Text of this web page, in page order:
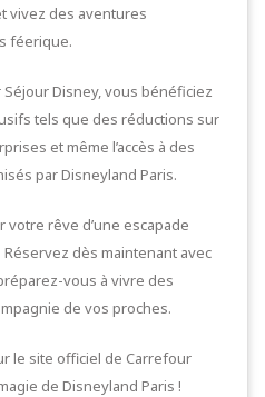
vivez des aventures
féerique.
Disney, vous bénéficiez
tels que des réductions sur
et même l’accès à des
par Disneyland Paris.
votre rêve d’une escapade
dès maintenant avec
vous à vivre des
de vos proches.
le site officiel de Carrefour
de Disneyland Paris !